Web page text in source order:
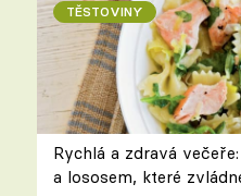
TĚSTOVINY
Rychlá a zdravá
a lososem, které